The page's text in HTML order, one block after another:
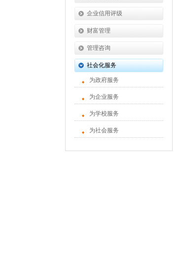
企业信用评级
财富管理
管理咨询
社会化服务
为政府服务
为企业服务
为学校服务
为社会服务